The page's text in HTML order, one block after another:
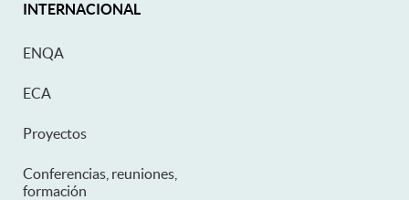
INTERNACIONAL
ENQA
ECA
Proyectos
Conferencias, reuniones,
formación